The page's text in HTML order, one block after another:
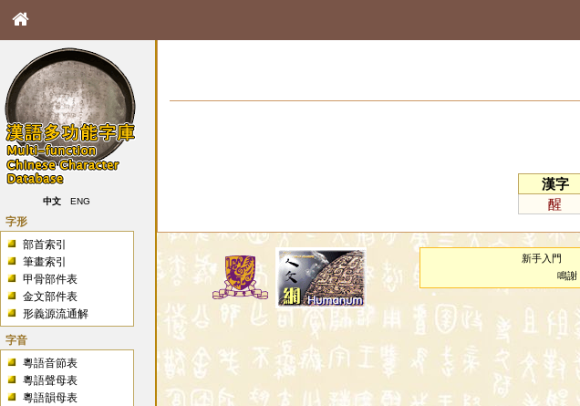
中文 ENG
字形
部首索引
筆畫索引
甲骨部件表
金文部件表
形義源流通解
字音
粵語音節表
粵語聲母表
粵語韻母表
漢字
醒
新手入門
鳴謝